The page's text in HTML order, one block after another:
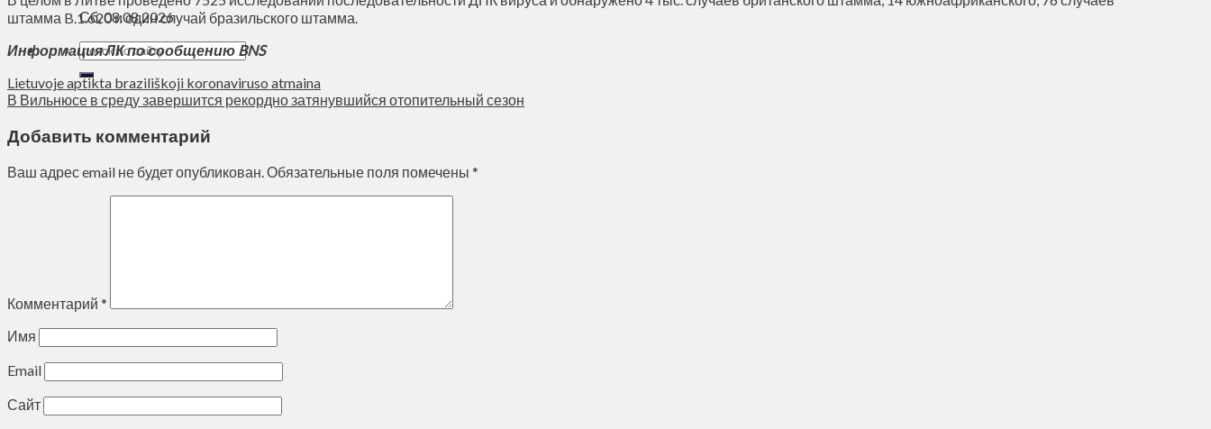
Сб, 08.08.2026
штамма B.1.620 и один случай бразильского штамма.
Информация ЛК по сообщению BNS
Lietuvoje aptikta braziliškoji koronaviruso atmaina
В Вильнюсе в среду завершится рекордно затянувшийся отопительный сезон
Добавить комментарий
Ваш адрес email не будет опубликован.Обязательные поля помечены *
Комментарий *
Имя
Email
Сайт